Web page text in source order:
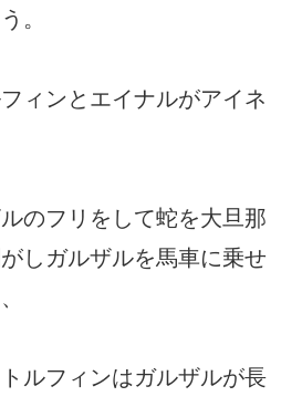
。
ィンとエイナルがアイネ
のフリをして蛇を大旦那
しガルザルを馬車に乗せ
ルフィンはガルザルが長